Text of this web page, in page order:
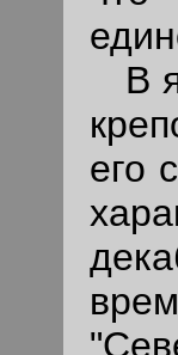
В
его